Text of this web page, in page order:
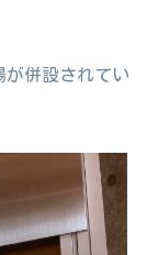
が併設されてい